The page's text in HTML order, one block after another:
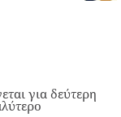
για δεύτερη